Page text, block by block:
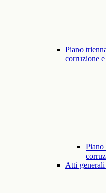
Piano
corruzione
Piano
Atti generali